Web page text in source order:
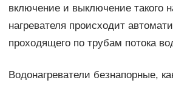
включение и выключение такого
нагревателя происходит
проходящего по трубам потока
Водонагреватели безнапорные,